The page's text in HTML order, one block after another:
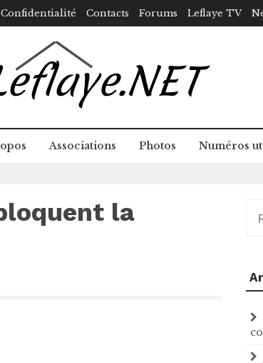
Confidentialité Contacts Forums Leflaye TV
Associations Photos Numéros
la